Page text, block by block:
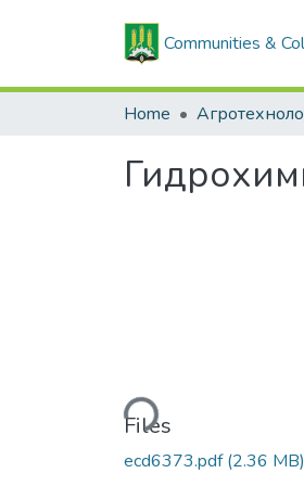
Communities &
Home
Loading...
Files
ecd6373.pdf(2.36 MB)